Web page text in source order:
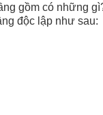
gồm có những
độc lập như sau: